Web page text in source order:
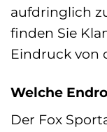
aufdringlich
finden Sie
Eindruck von
Welche
Der Fox